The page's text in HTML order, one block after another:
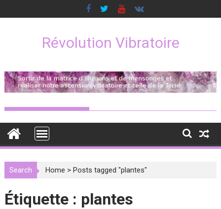
to
Révolution Vibratoire
Search Home >Posts tagged "plantes"
Étiquette : plantes